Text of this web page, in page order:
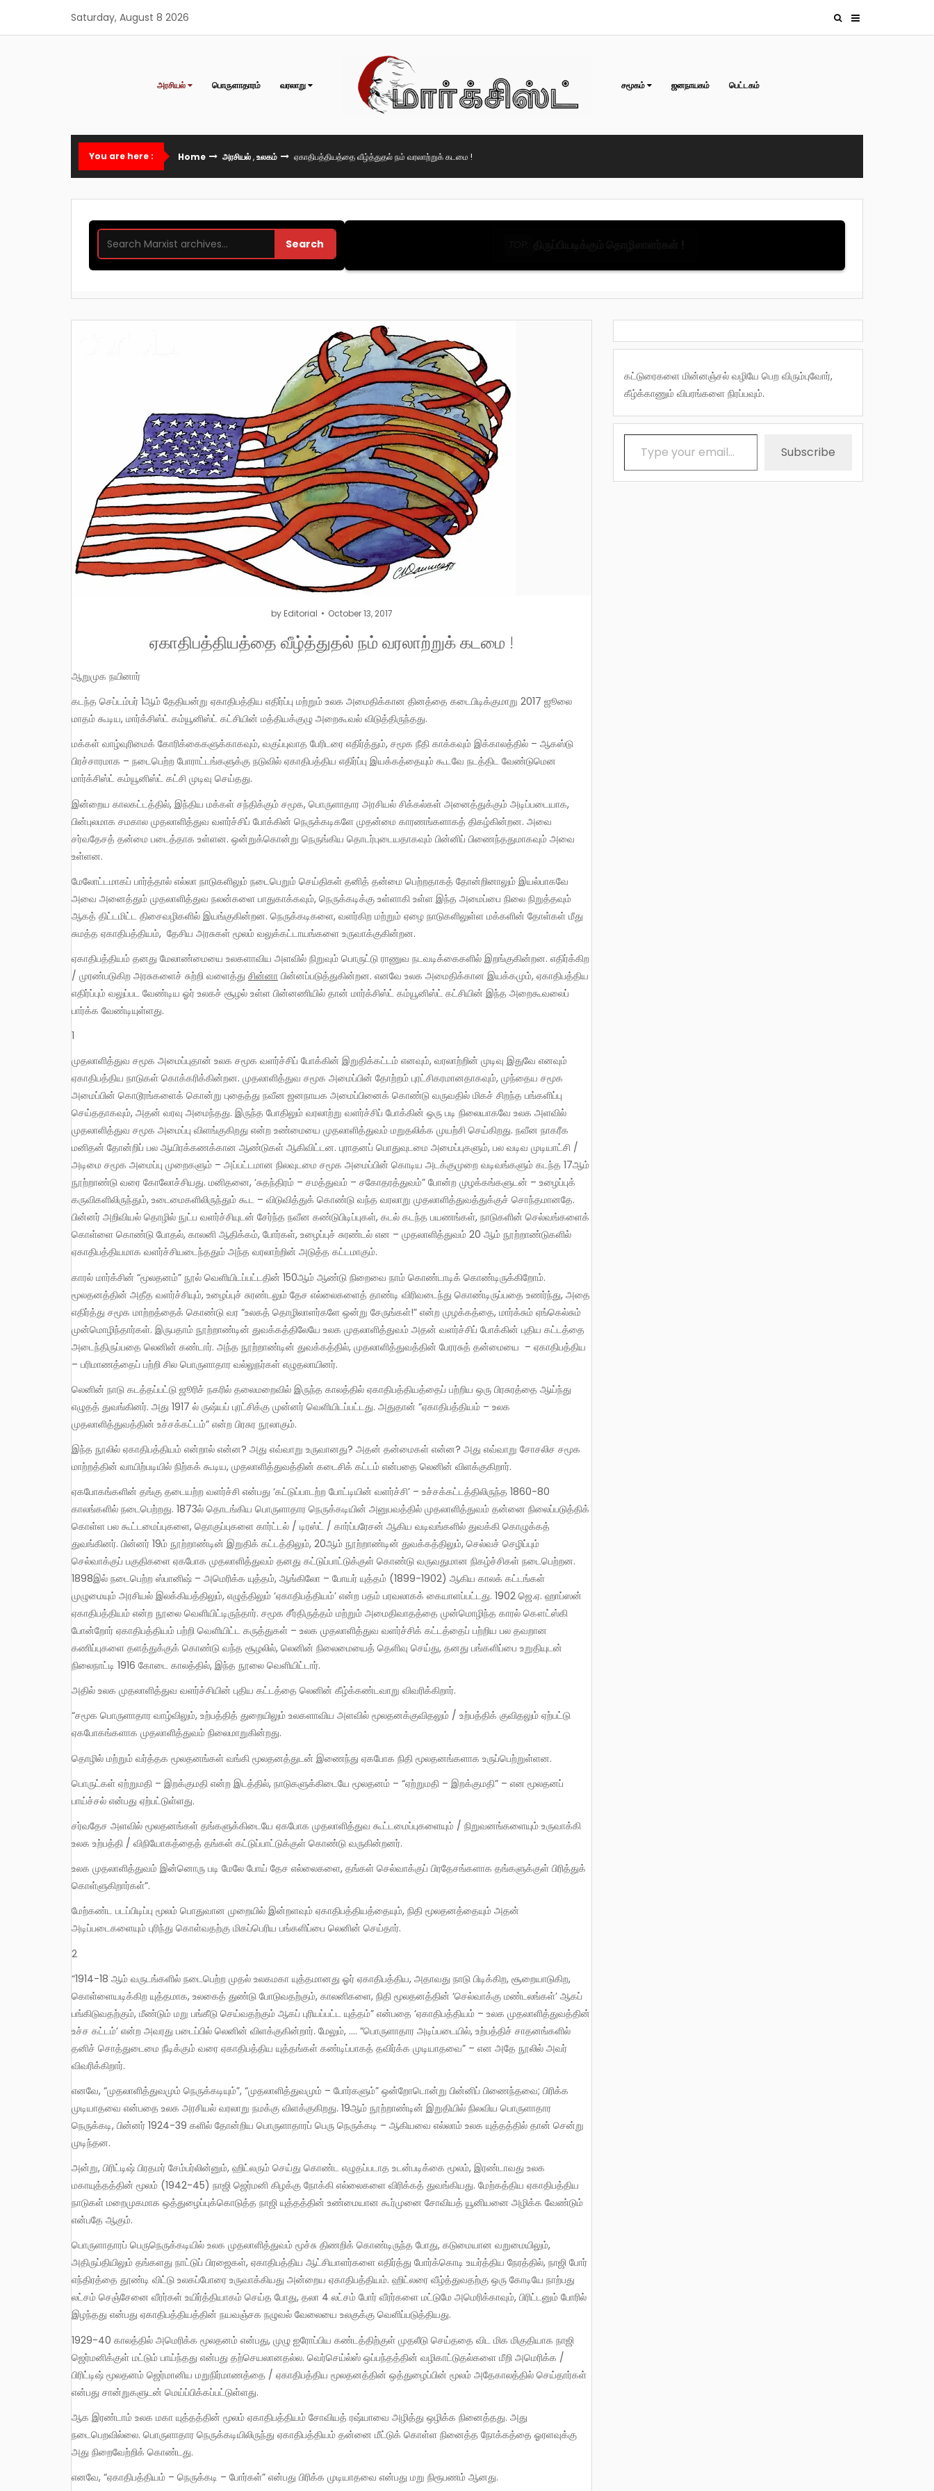
content
Saturday, August 8 2026
அரசியல் பொருளாதாரம் வரலாறு சமூகம் ஜனநாயகம் பெட்டகம்
You are here : Home அரசியல்,உலகம் ஏகாதிபத்தியத்தை வீழ்த்துதல் நம் வரலாற்றுக் கடமை !
Search
by Editorial October 13, 2017
ஏகாதிபத்தியத்தை வீழ்த்துதல் நம் வரலாற்றுக் கடமை !
ஆறுமுக நயினார்
கடந்த செப்டம்பர் 1ஆம் தேதியன்று ஏகாதிபத்திய எதிர்ப்பு மற்றும் உலக அமைதிக்கான தினத்தை கடைபிடிக்குமாறு 2017 ஜூலை
மாதம் கூடிய, மார்க்சிஸ்ட் கம்யூனிஸ்ட் கட்சியின் மத்தியக்குழு அறைகூவல் விடுத்திருந்தது.
மக்கள் வாழ்வுரிமைக் கோரிக்கைகளுக்காகவும், வகுப்புவாத பேரிடரை எதிர்த்தும், சமூக நீதி காக்கவும் இக்காலத்தில் – ஆகஸ்டு
பிரச்சாரமாக – நடைபெற்ற போராட்டங்களுக்கு நடுவில் ஏகாதிபத்திய எதிர்ப்பு இயக்கத்தையும் கூடவே நடத்திட வேண்டுமென
மார்க்சிஸ்ட் கம்யூனிஸ்ட் கட்சி முடிவு செய்தது.
இன்றைய காலகட்டத்தில், இந்திய மக்கள் சந்திக்கும் சமூக, பொருளாதார அரசியல் சிக்கல்கள் அனைத்துக்கும் அடிப்படையாக,
பின்புலமாக சமகால முதலாளித்துவ வளர்ச்சிப் போக்கின் நெருக்கடிகளே முதன்மை காரணங்களாகத் திகழ்கின்றன. அவை
சர்வதேசத் தன்மை படைத்தாக உள்ளன. ஒன்றுக்கொன்று நெருங்கிய தொடர்புடையதாகவும் பின்னிப் பிணைந்ததுமாகவும் அவை
உள்ளன.
மேலோட்டமாகப் பார்த்தால் எல்லா நாடுகளிலும் நடைபெறும் செய்திகள் தனித் தன்மை பெற்றதாகத் தோன்றினாலும் இயல்பாகவே
அவை அனைத்தும் முதலாளித்துவ நலன்களை பாதுகாக்கவும், நெருக்கடிக்கு உள்ளாகி உள்ள இந்த அமைப்பை நிலை நிறுத்தவும்
ஆகத் திட்டமிட்ட திசைவழிகளில் இயங்குகின்றன. நெருக்கடிகளை, வளர்கிற மற்றும் ஏழை நாடுகளிலுள்ள மக்களின் தோள்கள் மீது
சுமத்த ஏகாதிபத்தியம், தேசிய அரசுகள் மூலம் வலுக்கட்டாயங்களை உருவாக்குகின்றன.
ஏகாதிபத்தியம் தனது மேலாண்மையை உலகளாவிய அளவில் நிறுவும் பொருட்டு ராணுவ நடவடிக்கைகளில் இறங்குகின்றன. எதிர்க்கிற
/ முரண்படுகிற அரசுகளைச் சுற்றி வளைத்து சின்னா பின்னப்படுத்துகின்றன. எனவே உலக அமைதிக்கான இயக்கமும், ஏகாதிபத்திய
எதிர்ப்பும் வலுப்பட வேண்டிய ஓர் உலகச் சூழல் உள்ள பின்னணியில் தான் மார்க்சிஸ்ட் கம்யூனிஸ்ட் கட்சியின் இந்த அறைகூவலைப்
பார்க்க வேண்டியுள்ளது.
1
முதலாளித்துவ சமூக அமைப்புதான் உலக சமூக வளர்ச்சிப் போக்கின் இறுதிக்கட்டம் எனவும், வரலாற்றின் முடிவு இதுவே எனவும்
ஏகாதிபத்திய நாடுகள் கொக்கரிக்கின்றன. முதலாளித்துவ சமூக அமைப்பின் தோற்றம் புரட்சிகரமானதாகவும், முந்தைய சமூக
அமைப்பின் கொடூரங்களைக் கொன்று புதைத்து நவீன ஜனநாயக அமைப்பினைக் கொண்டு வருவதில் மிகச் சிறந்த பங்களிப்பு
செய்ததாகவும், அதன் வரவு அமைந்தது. இருந்த போதிலும் வரலாற்று வளர்ச்சிப் போக்கின் ஒரு படி நிலையாகவே உலக அளவில்
முதலாளித்துவ சமூக அமைப்பு விளங்குகிறது என்ற உண்மையை முதலாளித்துவம் மறுதலிக்க முயற்சி செய்கிறது. நவீன நாகரீக
மனிதன் தோன்றிப் பல ஆயிரக்கணக்கான ஆண்டுகள் ஆகிவிட்டன. புராதனப் பொதுவுடமை அமைப்புகளும், பல வடிவ முடியாட்சி /
அடிமை சமூக அமைப்பு முறைகளும் – அப்பட்டமான நிலவுடமை சமூக அமைப்பின் கொடிய அடக்குமுறை வடிவங்களும் கடந்த 17ஆம்
நூற்றாண்டு வரை கோலோச்சியது. மனிதனை, ‘சுதந்திரம் – சமத்துவம் – சகோதரத்துவம்” போன்ற முழக்கங்களுடன் – உழைப்புக்
கருவிகளிலிருந்தும், உடைமைகளிலிருந்தும் கூட – விடுவித்துக் கொண்டு வந்த வரலாறு முதலாளித்துவத்துக்குச் சொந்தமானதே.
பின்னர் அறிவியல் தொழில் நுட்ப வளர்ச்சியுடன் சேர்ந்த நவீன கண்டுபிடிப்புகள், கடல் கடந்த பயணங்கள், நாடுகளின் செல்வங்களைக்
கொள்ளை கொண்டு போதல், காலனி ஆதிக்கம், போர்கள், உழைப்புச் சுரண்டல் என – முதலாளித்துவம் 20 ஆம் நூற்றாண்டுகளில்
ஏகாதிபத்தியமாக வளர்ச்சியடைந்ததும் அந்த வரலாற்றின் அடுத்த கட்டமாகும்.
காரல் மார்க்சின் “மூலதனம்” நூல் வெளியிடப்பட்டதின் 150ஆம் ஆண்டு நிறைவை நாம் கொண்டாடிக் கொண்டிருக்கிறோம்.
மூலதனத்தின் அதீத வளர்ச்சியும், உழைப்புச் சுரண்டலும் தேச எல்லைகளைத் தாண்டி விரிவடைந்து கொண்டிருப்பதை உணர்ந்து, அதை
எதிர்த்து சமூக மாற்றத்தைக் கொண்டு வர “உலகத் தொழிலாளர்களே ஒன்று சேருங்கள்!” என்ற முழக்கத்தை, மார்க்சும் ஏங்கெல்சும்
முன்மொழிந்தார்கள். இருபதாம் நூற்றாண்டின் துவக்கத்திலேயே உலக முதலாளித்துவம் அதன் வளர்ச்சிப் போக்கின் புதிய கட்டத்தை
அடைந்திருப்பதை லெனின் கண்டார். அந்த நூற்றாண்டின் துவக்கத்தில், முதலாளித்துவத்தின் பேரரசுத் தன்மையை – ஏகாதிபத்திய
– பரிமாணத்தைப் பற்றி சில பொருளாதார வல்லுநர்கள் எழுதலாயினர்.
லெனின் நாடு கடத்தப்பட்டு ஜூரிச் நகரில் தலைமறைவில் இருந்த காலத்தில் ஏகாதிபத்தியத்தைப் பற்றிய ஒரு பிரசுரத்தை ஆய்ந்து
எழுதத் துவங்கினர். அது 1917 ல் ருஷ்யப் புரட்சிக்கு முன்னர் வெளியிடப்பட்டது. அதுதான் “ஏகாதிபத்தியம் – உலக
முதலாளித்துவத்தின் உச்சக்கட்டம்” என்ற பிரசுர நூலாகும்.
இந்த நூலில் ஏகாதிபத்தியம் என்றால் என்ன? அது எவ்வாறு உருவானது? அதன் தன்மைகள் என்ன? அது எவ்வாறு சோசலிச சமூக
மாற்றத்தின் வாயிற்படியில் நிற்கக் கூடிய, முதலாளித்துவத்தின் கடைசிக் கட்டம் என்பதை லெனின் விளக்குகிறார்.
ஏகபோகங்களின் தங்கு தடையற்ற வளர்ச்சி என்பது ‘கட்டுப்பாடற்ற போட்டியின் வளர்ச்சி’ – உச்சக்கட்டத்திலிருந்த 1860-80
காலங்களில் நடைபெற்றது. 1873ல் தொடங்கிய பொருளாதார நெருக்கடியின் அனுபவத்தில் முதலாளித்துவம் தன்னை நிலைப்படுத்திக்
கொள்ள பல கூட்டமைப்புகளை, தொகுப்புகளை கார்ட்டல் / டிரஸ்ட் / கார்ப்பரேசன் ஆகிய வடிவங்களில் துவக்கி கொழுக்கத்
துவங்கினர். பின்னர் 19ம் நூற்றாண்டின் இறுதிக் கட்டத்திலும், 20ஆம் நூற்றாண்டின் துவக்கத்திலும், செல்வச் செழிப்பும்
செல்வாக்குப் பகுதிகளை ஏகபோக முதலாளித்துவம் தனது கட்டுப்பாட்டுக்குள் கொண்டு வருவதுமான நிகழ்ச்சிகள் நடைபெற்றன.
1898இல் நடைபெற்ற ஸ்பானிஷ் – அமெரிக்க யுத்தம், ஆங்கிலோ – போயர் யுத்தம் (1899-1902) ஆகிய காலக் கட்டங்கள்
முழுமையும் அரசியல் இலக்கியத்திலும், எழுத்திலும் ‘ஏகாதிபத்தியம்’ என்ற பதம் பரவலாகக் கையாளப்பட்டது. 1902 ஜெ.ஏ. ஹாப்ஸன்
ஏகாதிபத்தியம் என்ற நூலை வெளியிட்டிருந்தார். சமூக சீர்திருத்தம் மற்றும் அமைதிவாதத்தை முன்மொழிந்த காரல் கௌட்ஸ்கி
போன்றோர் ஏகாதிபத்தியம் பற்றி வெளியிட்ட கருத்துகள் – உலக முதலாளித்துவ வளர்ச்சிக் கட்டத்தைப் பற்றிய பல தவறான
கணிப்புகளை தளத்துக்குக் கொண்டு வந்த சூழலில், லெனின் நிலைமையைத் தெளிவு செய்து, தனது பங்களிப்பை உறுதியுடன்
நிலைநாட்டி 1916 கோடை காலத்தில், இந்த நூலை வெளியிட்டார்.
அதில் உலக முதலாளித்துவ வளர்ச்சியின் புதிய கட்டத்தை லெனின் கீழ்க்கண்டவாறு விவரிக்கிறார்.
“சமூக பொருளாதார வாழ்விலும், உற்பத்தித் துறையிலும் உலகளாவிய அளவில் மூலதனக்குவிதலும் / உற்பத்திக் குவிதலும் ஏற்பட்டு
ஏகபோகங்களாக முதலாளித்துவம் நிலைமாறுகின்றது.
தொழில் மற்றும் வர்த்தக மூலதனங்கள் வங்கி மூலதனத்துடன் இணைந்து ஏகபோக நிதி மூலதனங்களாக உருப்பெற்றுள்ளன.
பொருட்கள் ஏற்றுமதி – இறக்குமதி என்ற இடத்தில், நாடுகளுக்கிடையே மூலதனம் – “ஏற்றுமதி – இறக்குமதி” – என மூலதனப்
பாய்ச்சல் என்பது ஏற்பட்டுள்ளது.
சர்வதேச அளவில் மூலதனங்கள் தங்களுக்கிடையே ஏகபோக முதலாளித்துவ கூட்டமைப்புகளையும் / நிறுவனங்களையும் உருவாக்கி
உலக உற்பத்தி / விநியோகத்தைத் தங்கள் கட்டுப்பாட்டுக்குள் கொண்டு வருகின்றனர்.
உலக முதலாளித்துவம் இன்னொரு படி மேலே போய் தேச எல்லைகளை, தங்கள் செல்வாக்குப் பிரதேசங்களாக தங்களுக்குள் பிரித்துக்
கொள்ளுகிறார்கள்”.
மேற்கண்ட படப்பிடிப்பு மூலம் பொதுவான முறையில் இன்றளவும் ஏகாதிபத்தியத்தையும், நிதி மூலதனத்தையும் அதன்
அடிப்படைகளையும் புரிந்து கொள்வதற்கு மிகப்பெரிய பங்களிப்பை லெனின் செய்தார்.
2
“1914-18 ஆம் வருடங்களில் நடைபெற்ற முதல் உலகமகா யுத்தமானது ஓர் ஏகாதிபத்திய, அதாவது நாடு பிடிக்கிற, சூறையாடுகிற,
கொள்ளையடிக்கிற யுத்தமாக, உலகைத் துண்டு போடுவதற்கும், காலனிகளை, நிதி மூலதனத்தின் ‘செல்வாக்கு மண்டலங்கள்’ ஆகப்
பங்கிடுவதற்கும், மீண்டும் மறு பங்கீடு செய்வதற்கும் ஆகப் புரியப்பட்ட யுத்தம்” என்பதை ‘ஏகாதிபத்தியம் – உலக முதலாளித்துவத்தின்
உச்ச கட்டம்’ என்ற அவரது படைப்பில் லெனின் விளக்குகின்றார். மேலும், …. “பொருளாதார அடிப்படையில், உற்பத்திச் சாதனங்களில்
தனிச் சொத்துடைமை நீடிக்கும் வரை ஏகாதிபத்திய யுத்தங்கள் கண்டிப்பாகத் தவிர்க்க முடியாதவை” – என அதே நூலில் அவர்
விவரிக்கிறார்.
எனவே, “முதலாளித்துவமும் நெருக்கடியும்”, “முதலாளித்துவமும் – போர்களும்” ஒன்றோடொன்று பின்னிப் பிணைந்தவை; பிரிக்க
முடியாதவை என்பதை உலக அரசியல் வரலாறு நமக்கு விளக்குகிறது. 19ஆம் நூற்றாண்டின் இறுதியில் நிலவிய பொருளாதார
நெருக்கடி, பின்னர் 1924-39 களில் தோன்றிய பொருளாதாரப் பெரு நெருக்கடி – ஆகியவை எல்லாம் உலக யுத்தத்தில் தான் சென்று
முடிந்தன.
அன்று, பிரிட்டிஷ் பிரதமர் சேம்பர்லின்னும், ஹிட்லரும் செய்து கொண்ட எழுதப்படாத உடன்படிக்கை மூலம், இரண்டாவது உலக
மகாயுத்தத்தின் மூலம் (1942-45) நாஜி ஜெர்மனி கிழக்கு நோக்கி எல்லைகளை விரிக்கத் துவங்கியது. மேற்கத்திய ஏகாதிபத்திய
நாடுகள் மறைமுகமாக ஒத்துழைப்புக்கொடுத்த நாஜி யுத்தத்தின் உண்மையான கூர்முனை சோவியத் யூனியனை அழிக்க வேண்டும்
என்பதே ஆகும்.
பொருளாதாரப் பெருநெருக்கடியில் உலக முதலாளித்துவம் மூச்சு திணறிக் கொண்டிருந்த போது, கடுமையான வறுமையிலும்,
அதிருப்தியிலும் தங்களது நாட்டுப் பிரஜைகள், ஏகாதிபத்திய ஆட்சியாளர்களை எதிர்த்து போர்க்கொடி உயர்த்திய நேரத்தில், நாஜி போர்
எந்திரத்தை தூண்டி விட்டு உலகப்போரை உருவாக்கியது அன்றைய ஏகாதிபத்தியம். ஹிட்லரை வீழ்த்துவதற்கு ஒரு கோடியே நாற்பது
லட்சம் செஞ்சேனை வீரர்கள் உயிர்த்தியாகம் செய்த போது, தலா 4 லட்சம் போர் வீரர்களை மட்டுமே அமெரிக்காவும், பிரிட்டனும் போரில்
இழந்தது என்பது ஏகாதிபத்தியத்தின் நயவஞ்சக நழுவல் வேலையை உலகுக்கு வெளிப்படுத்தியது.
1929-40 காலத்தில் அமெரிக்க மூலதனம் என்பது, முழு ஐரோப்பிய கண்டத்திற்குள் முதலீடு செய்ததை விட மிக மிகுதியாக நாஜி
ஜெர்மனிக்குள் மட்டும் பாய்ந்தது என்பது தற்செயலானதல்ல. வெர்செய்ல்ஸ் ஒப்பந்தத்தின் வழிகாட்டுதல்களை மீறி அமெரிக்க /
பிரிட்டிஷ் மூலதனம் ஜெர்மானிய மறுநிர்மாணத்தை / ஏகாதிபத்திய மூலதனத்தின் ஒத்துழைப்பின் மூலம் அதேகாலத்தில் செய்தார்கள்
என்பது சான்றுகளுடன் மெய்ப்பிக்கப்பட்டுள்ளது.
ஆக இரண்டாம் உலக மகா யுத்தத்தின் மூலம் ஏகாதிபத்தியம் சோவியத் ரஷ்யாவை அழித்து ஒழிக்க நினைத்தது. அது
நடைபெறவில்லை. பொருளாதார நெருக்கடியிலிருந்து ஏகாதிபத்தியம் தன்னை மீட்டுக் கொள்ள நினைத்த நோக்கத்தை ஓரளவுக்கு
அது நிறைவேற்றிக் கொண்டது.
எனவே, “ஏகாதிபத்தியம் – நெருக்கடி – போர்கள்” என்பது பிரிக்க முடியாதவை என்பது மறு நிரூபணம் ஆனது.
கட்டுரைகளை மின்னஞ்சல் வழியே பெற விரும்புவோர்,
கீழ்க்காணும் விபரங்களை நிரப்பவும்.
Type your email…
Subscribe